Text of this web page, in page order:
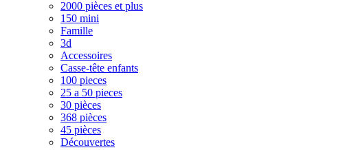
2000 pièces et plus
150 mini
Famille
3d
Accessoires
Casse-tête enfants
100 pieces
25 a 50 pieces
30 pièces
368 pièces
45 pièces
Découvertes